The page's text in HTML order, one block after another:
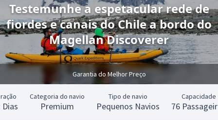
Testemunhe a espetacular rede de
fiordes e canais do Chile a bordo do
Magellan Discoverer
Garantia do Melhor Preço
Dias
Categoria do navio
Premium
Tipo de navio
Pequenos Navios
Capacidade
76